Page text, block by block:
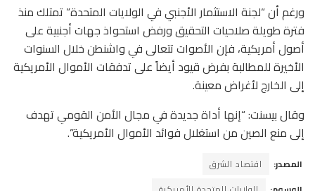
ورغم أن “لجنة الاستثمار الأجنبي في الولايات المتحدة” تمتلك منذ
فترة طويلة صلاحيات التحقيق ورفض استحواذ جهات أجنبية على
أصول أمريكية، فإن الأصوات تتعالى في واشنطن خلال السنوات
الأخيرة للمطالبة بفرض قيود أيضاً على تدفقات الأموال الأمريكية
إلى الخارج لأغراض معينة.
وقال بيسنت: “إنها أداة جديدة في مجال الأمن القومي تهدف
إلى منع الصين من استغلال فوائد الأموال الأمريكية”.
المصدر:
اقتصاد الشرق